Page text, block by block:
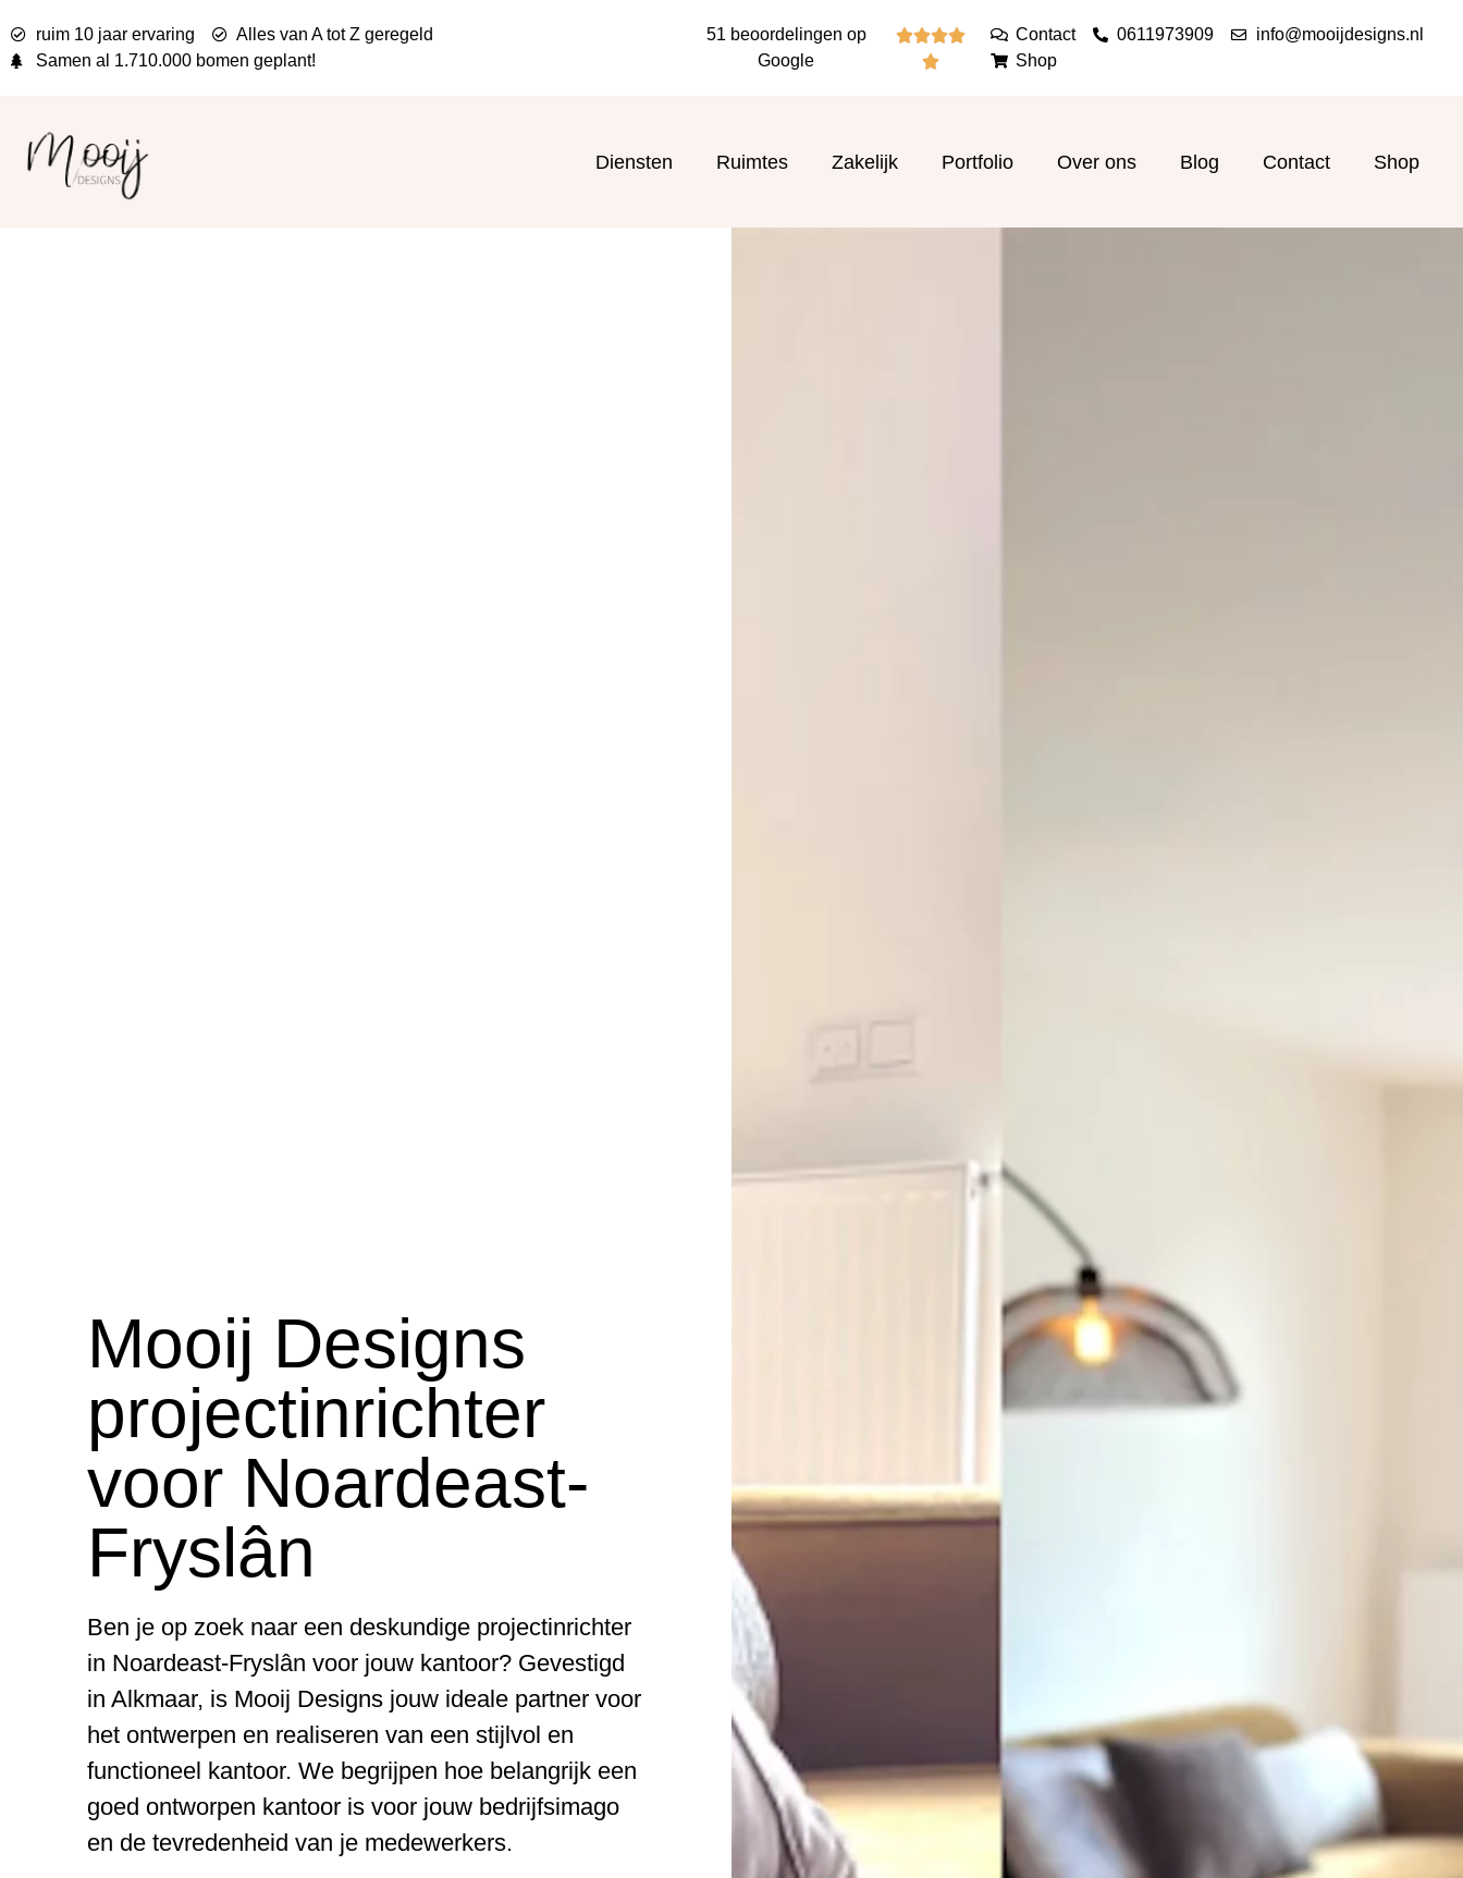
ruim 10 jaar ervaring
Alles van A tot Z geregeld
Samen al 1.710.000 bomen geplant!
51 beoordelingen op
Google


Contact 0611973909
info@mooijdesigns.nl
Shop
Diensten Ruimtes Zakelijk Portfolio Over ons Blog Contact Shop
Mooij Designs
projectinrichter
voor Noardeast-
Fryslân
Ben je op zoek naar een deskundige projectinrichter
in Noardeast-Fryslân voor jouw kantoor? Gevestigd
in Alkmaar, is Mooij Designs jouw ideale partner voor
het ontwerpen en realiseren van een stijlvol en
functioneel kantoor. We begrijpen hoe belangrijk een
goed ontworpen kantoor is voor jouw bedrijfsimago
en de tevredenheid van je medewerkers.